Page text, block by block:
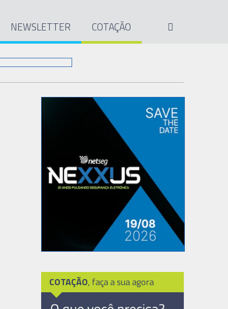
NEWSLETTER COTAÇÃO
COTAÇÃO, faça a sua agora